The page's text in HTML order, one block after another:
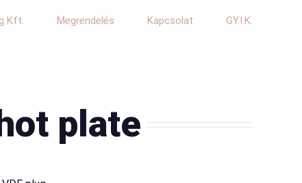
Kft. Megrendelés Kapcsolat GY.I.K.
plate